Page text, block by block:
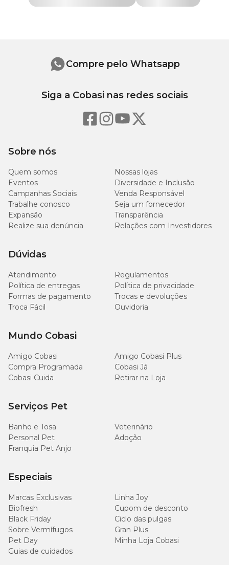
Só aqui na Cobasi você garante a
Luva Tira-Pelos para Cães e
Vestindo a luva, deslize suavemente por todo o corpo do seu pet,
Sobre nós
Quem somos
Nossas lojas
Eventos
Diversidade e Inclusão
Campanhas Sociais
Venda Responsável
Trabalhe conosco
Seja um fornecedor
Expansão
Transparência
Realize sua denúncia
Relações com Investidores
Dúvidas
Atendimento
Regulamentos
Política de entregas
Política de privacidade
Formas de pagamento
Trocas e devoluções
Troca Fácil
Ouvidoria
Mundo Cobasi
Amigo Cobasi
Amigo Cobasi Plus
Compra Programada
Cobasi Já
Cobasi Cuida
Retirar na Loja
Serviços Pet
Banho e Tosa
Veterinário
Personal Pet
Adoção
Franquia Pet Anjo
Especiais
Marcas Exclusivas
Linha Joy
Biofresh
Cupom de desconto
Black Friday
Ciclo das pulgas
Sobre Vermífugos
Gran Plus
Pet Day
Minha Loja Cobasi
Guias de cuidados
Compre pelo Whatsapp
Siga a Cobasi nas redes sociais